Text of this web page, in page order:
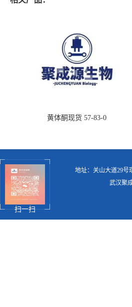
黄体酮现货 57-83-0
扫一扫
地址：关山大道29号
武汉聚